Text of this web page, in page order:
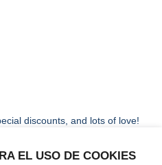
EL USO DE COOKIES
discounts, and lots of love!